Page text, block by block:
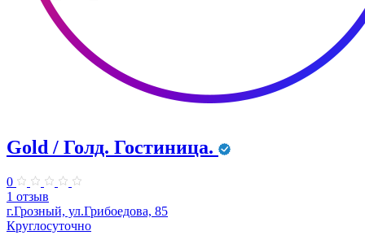
Gold / Голд. Гостиница.
0
1 отзыв
г.Грозный, ул.Грибоедова, 85
Круглосуточно